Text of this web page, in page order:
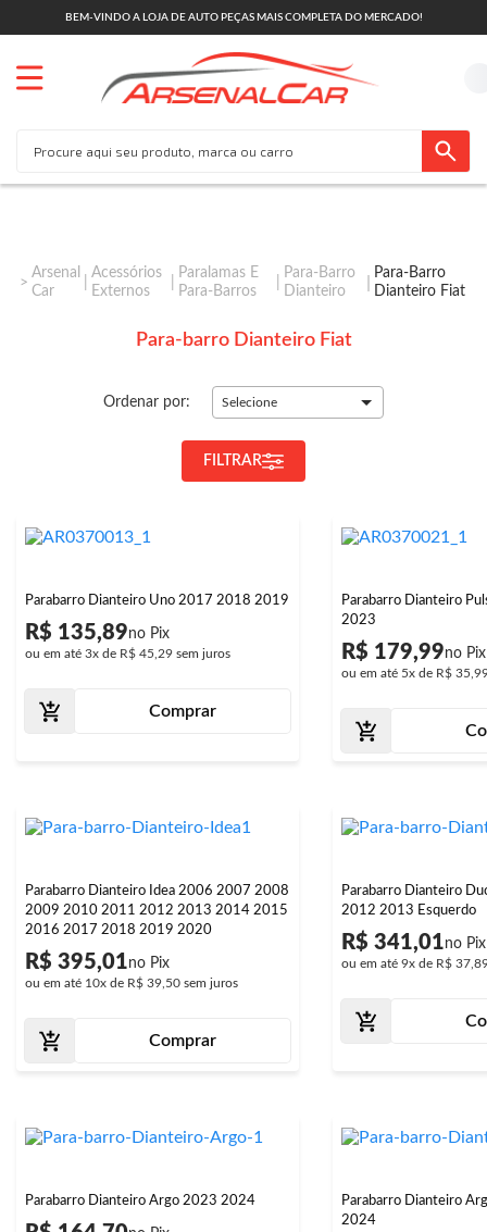
BEM-VINDO A LOJA DE AUTO PEÇAS MAIS COMPLETA DO MERCADO!
Arsenal
Car
Acessórios
Externos
Paralamas E
Para-Barros
Para-Barro
Dianteiro
Para-Barro
Dianteiro Fiat
Para-barro Dianteiro Fiat
Ordenar por: Selecione
FILTRAR
Parabarro Dianteiro Uno 2017 2018 2019
R$ 135,89
ou em até 3x de R$ 45,29 sem juros
Comprar
Parabarro Dianteiro
2023
R$ 179,99
ou em até 5x de R$
Parabarro Dianteiro Idea 2006 2007 2008
2009 2010 2011 2012 2013 2014 2015
2016 2017 2018 2019 2020
R$ 395,01
ou em até 10x de R$ 39,50 sem juros
Comprar
Parabarro Dianteiro
2012 2013 Esquerdo
R$ 341,01
ou em até 9x de R$
Parabarro Dianteiro Argo 2023 2024
Parabarro Dianteiro
2024